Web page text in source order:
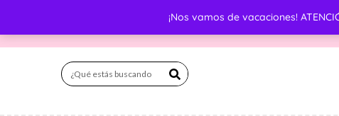
¡Nos vamos de vacaciones!